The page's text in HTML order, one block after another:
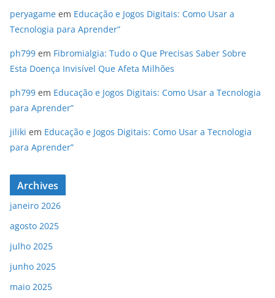
peryagame em Educação e Jogos Digitais: Como Usar a
Tecnologia para Aprender”
ph799 em Fibromialgia: Tudo o Que Precisas Saber Sobre
Esta Doença Invisível Que Afeta Milhões
ph799 em Educação e Jogos Digitais: Como Usar a Tecnologia
para Aprender”
jiliki em Educação e Jogos Digitais: Como Usar a Tecnologia
para Aprender”
Archives
janeiro 2026
agosto 2025
julho 2025
junho 2025
maio 2025